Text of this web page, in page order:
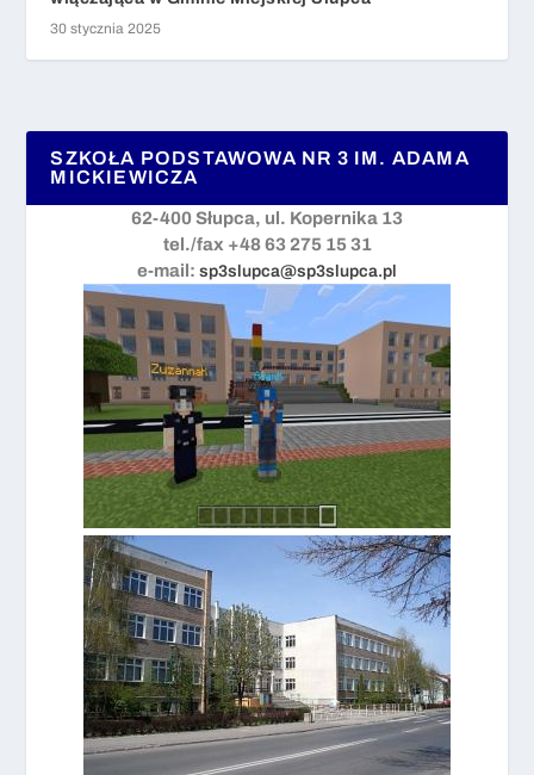
30 stycznia 2025
SZKOŁA PODSTAWOWA NR 3 IM. ADAMA
MICKIEWICZA
62-400 Słupca, ul. Kopernika 13
tel./fax +48 63 275 15 31
e-mail: sp3slupca@sp3slupca.pl